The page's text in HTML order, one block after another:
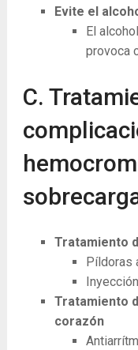
Evite el
El
provoca
C.
Tratamiento
Píldoras
Tratamiento
corazón